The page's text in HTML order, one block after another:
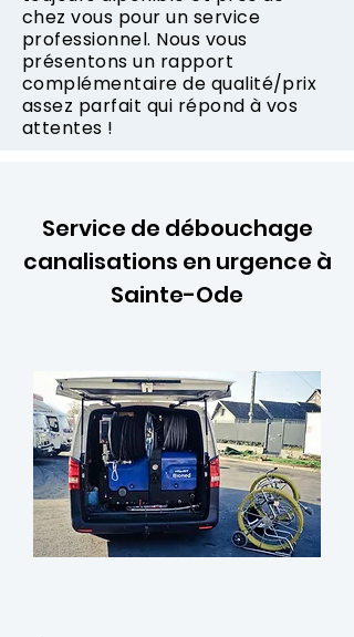
chez vous pour un service
professionnel. Nous vous
présentons un rapport
complémentaire de qualité/prix
assez parfait qui répond à vos
attentes !
Service de débouchage
canalisations en urgence à
Sainte-Ode